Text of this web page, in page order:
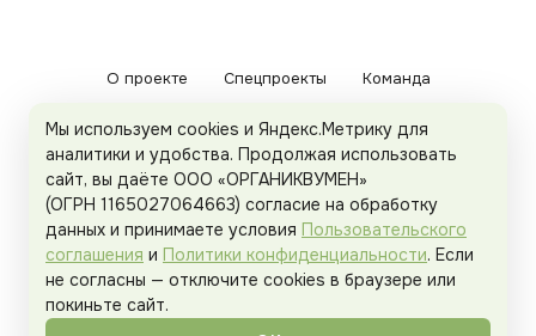
О проекте Спецпроекты Команда
Рекламодателям Политика конфиденциальности
Пользовательское соглашение
Organicwoman.ru . Все права защищены.
Мы используем cookies и Яндекс.Метрику для
аналитики и удобства. Продолжая использовать
сайт, вы даёте ООО «ОРГАНИКВУМЕН»
(ОГРН 1165027064663) согласие на обработку
данных и принимаете условия Пользовательского
соглашения и Политики конфиденциальности. Если
не согласны — отключите cookies в браузере или
покиньте сайт.